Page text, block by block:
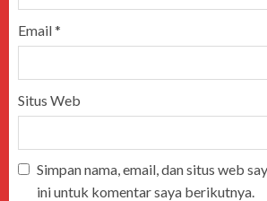
Email*
Situs Web
Simpan nama, email, dan situs web
ini untuk komentar saya berikutnya.